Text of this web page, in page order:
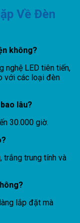
Về Đèn
không?
nghệ LED tiên tiến,
với các loại đèn
lâu?
30.000 giờ.
trắng trung tính và
lắp đặt mà